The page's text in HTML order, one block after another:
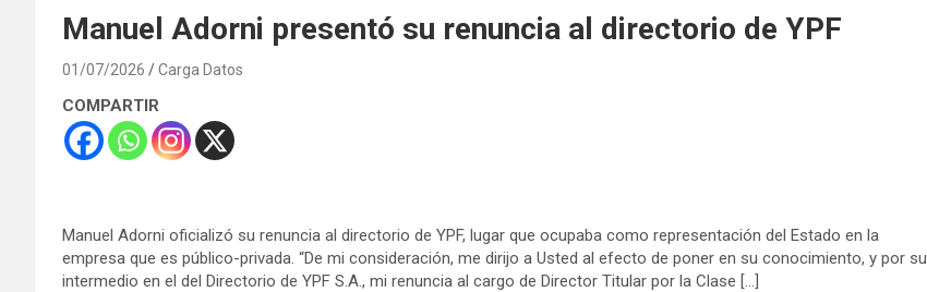
Manuel Adorni presentó su renuncia al directorio de YPF
01/07/2026 Carga Datos
COMPARTIR
Manuel Adorni oficializó su renuncia al directorio de YPF, lugar que ocupaba como representación del Estado en la
empresa que es público-privada. “De mi consideración, me dirijo a Usted al efecto de poner en su conocimiento, y por su
intermedio en el del Directorio de YPF S.A., mi renuncia al cargo de Director Titular por la Clase […]